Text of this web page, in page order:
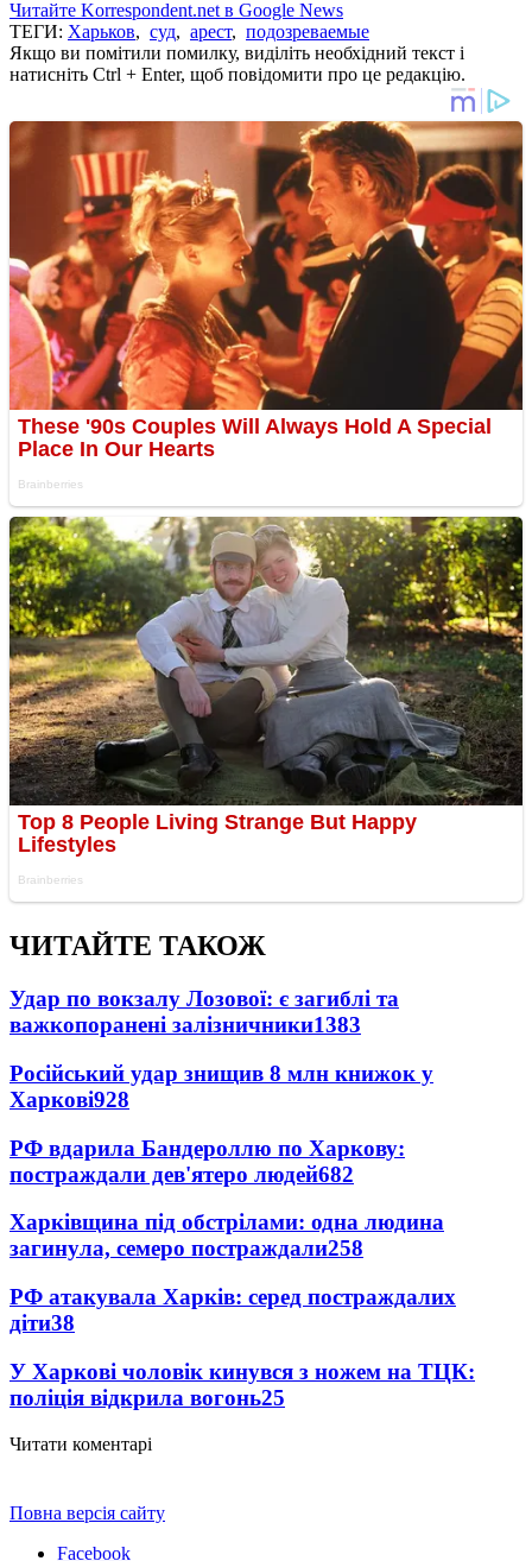
Читайте Korrespondent.net в Google News
ТЕГИ: Харьков, суд, арест, подозреваемые
Якщо ви помітили помилку, виділіть необхідний текст і
натисніть Ctrl + Enter, щоб повідомити про це редакцію.
ЧИТАЙТЕ ТАКОЖ
Удар по вокзалу Лозової: є загиблі та
важкопоранені залізничники1383
Російський удар знищив 8 млн книжок у
Харкові928
РФ вдарила Бандероллю по Харкову:
постраждали дев'ятеро людей682
Харківщина під обстрілами: одна людина
загинула, семеро постраждали258
РФ атакувала Харків: серед постраждалих
діти38
У Харкові чоловік кинувся з ножем на ТЦК:
поліція відкрила вогонь25
Читати коментарі
Повна версія сайту
Facebook